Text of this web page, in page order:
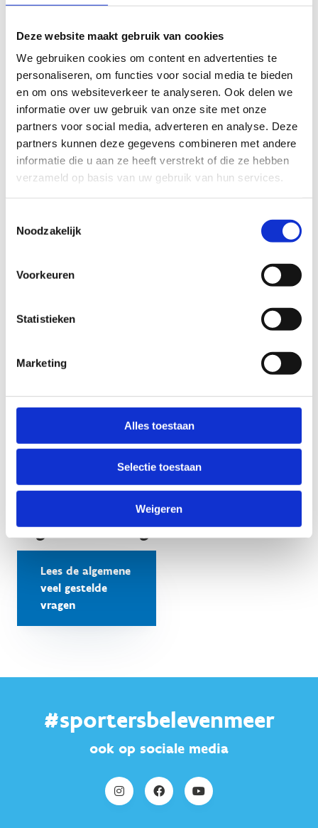
Deze website maakt gebruik van cookies
We gebruiken cookies om content en advertenties te
personaliseren, om functies voor social media te bieden
en om ons websiteverkeer te analyseren. Ook delen we
informatie over uw gebruik van onze site met onze
partners voor social media, adverteren en analyse. Deze
partners kunnen deze gegevens combineren met andere
informatie die u aan ze heeft verstrekt of die ze hebben
verzameld op basis van uw gebruik van hun services.
Noodzakelijk
Voorkeuren
Statistieken
Marketing
Alles toestaan
Selectie toestaan
Weigeren
Ik kom extern op het
Spaarbekken watersporten
Ik verblijf intern/extern op
centrum Havengeul
Algemene vragen
Lees de algemene
veel gestelde
vragen
#sportersbelevenmeer
ook op sociale media